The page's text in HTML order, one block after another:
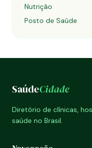
Nutrição
Posto de Saúde
SaúdeCidade
Diretório de clínicas,
saúde no Brasil.